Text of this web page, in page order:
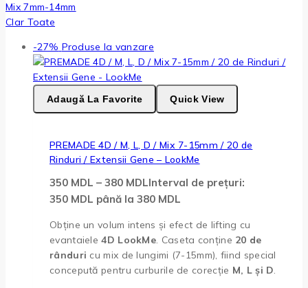
Mix 7mm-14mm
Clar Toate
-27% Produse la vanzare
Adaugă La Favorite Quick View
PREMADE 4D / M, L, D / Mix 7-15mm / 20 de
Rinduri / Extensii Gene – LookMe
350 MDL – 380 MDLInterval de prețuri:
350 MDL până la 380 MDL
Obține un volum intens și efect de lifting cu
evantaiele4D LookMe. Caseta conține 20 de
rânduri cu mix de lungimi (7-15mm), fiind special
concepută pentru curburile de corecție M, L și D.